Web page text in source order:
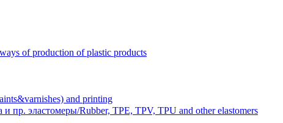
of production of plastic products
and printing
эластомеры/Rubber, TPE, TPV, TPU and other elastomers